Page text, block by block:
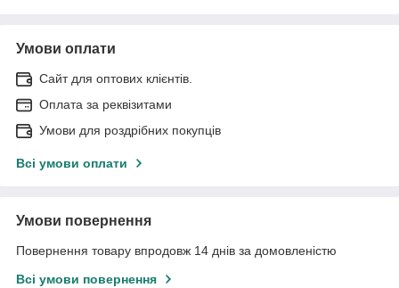
Умови оплати
Сайт для оптових клієнтів.
Оплата за реквізитами
Умови для роздрібних покупців
Всі умови оплати
Умови повернення
Повернення товару впродовж 14 днів за домовленістю
Всі умови повернення